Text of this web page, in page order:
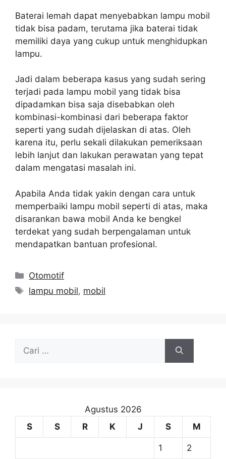
Baterai lemah dapat menyebabkan lampu mobil
tidak bisa padam, terutama jika baterai tidak
memiliki daya yang cukup untuk menghidupkan
lampu.
Jadi dalam beberapa kasus yang sudah sering
terjadi pada lampu mobil yang tidak bisa
dipadamkan bisa saja disebabkan oleh
kombinasi-kombinasi dari beberapa faktor
seperti yang sudah dijelaskan di atas. Oleh
karena itu, perlu sekali dilakukan pemeriksaan
lebih lanjut dan lakukan perawatan yang tepat
dalam mengatasi masalah ini.
Apabila Anda tidak yakin dengan cara untuk
memperbaiki lampu mobil seperti di atas, maka
disarankan bawa mobil Anda ke bengkel
terdekat yang sudah berpengalaman untuk
mendapatkan bantuan profesional.
Kategori
Otomotif
Tag
lampu mobil, mobil
untuk:
Agustus 2026
S
S R K J S M
1 2